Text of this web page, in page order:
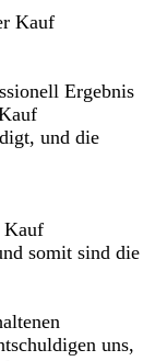
Kauf
Ergebnis
und die
Kauf
somit sind die
uns,